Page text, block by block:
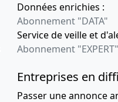
Données enrichies :
Abonnement "DATA"
Service de veille et
Abonnement "EXPERT"
Entreprises en
Passer une annonce